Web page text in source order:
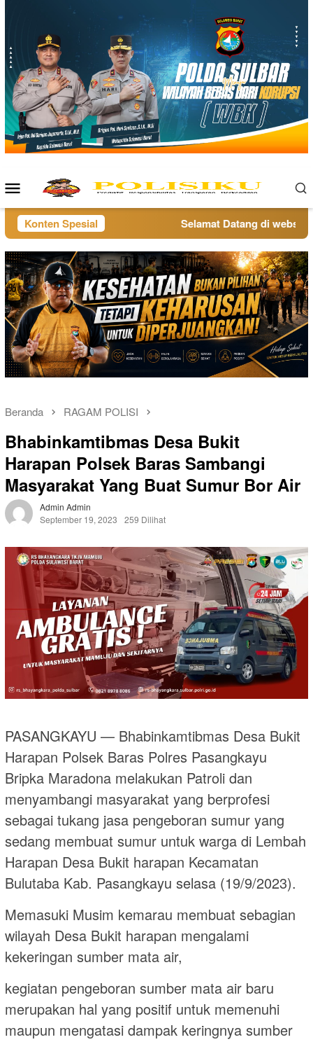
Menu
Mobile
Konten Spesial Selamat Datang di website
Beranda RAGAM POLISI
Bhabinkamtibmas Desa Bukit
Harapan Polsek Baras Sambangi
Masyarakat Yang Buat Sumur Bor Air
Admin Admin
September 19, 2023
259 Dilihat
PASANGKAYU — Bhabinkamtibmas Desa Bukit
Harapan Polsek Baras Polres Pasangkayu
Bripka Maradona melakukan Patroli dan
menyambangi masyarakat yang berprofesi
sebagai tukang jasa pengeboran sumur yang
sedang membuat sumur untuk warga di Lembah
Harapan Desa Bukit harapan Kecamatan
Bulutaba Kab. Pasangkayu selasa (19/9/2023).
Memasuki Musim kemarau membuat sebagian
wilayah Desa Bukit harapan mengalami
kekeringan sumber mata air,
kegiatan pengeboran sumber mata air baru
merupakan hal yang positif untuk memenuhi
maupun mengatasi dampak keringnya sumber